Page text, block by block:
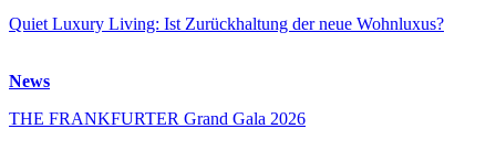
Quiet Luxury Living: Ist Zurückhaltung der neue Wohnluxus?
News
THE FRANKFURTER Grand Gala 2026